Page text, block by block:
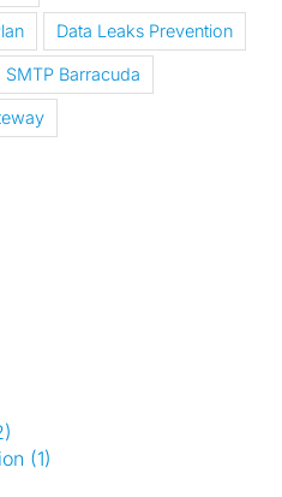
Data Leaks Prevention
SMTP Barracuda
(1)